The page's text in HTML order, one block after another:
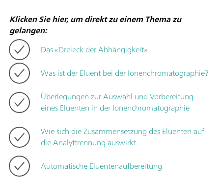
Klicken Sie hier, um direkt zu einem Thema zu
gelangen:
Das «Dreieck der Abhängigkeit»
Was ist der Eluent bei der Ionenchromatographie?
Überlegungen zur Auswahl und Vorbereitung
eines Eluenten in der Ionenchromatographie
Wie sich die Zusammensetzung des Eluenten auf
die Analyttrennung auswirkt
Automatische Eluentenaufbereitung